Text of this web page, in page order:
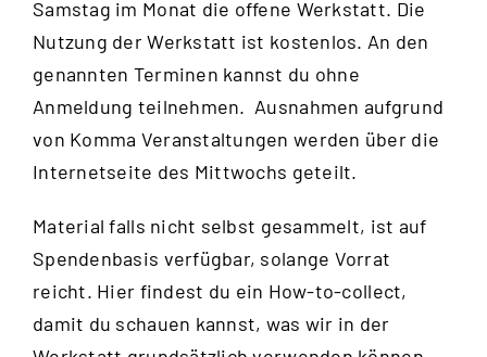
Samstag im Monat die offene Werkstatt. Die
Nutzung der Werkstatt ist kostenlos. An den
genannten Terminen kannst du ohne
Anmeldung teilnehmen. Ausnahmen aufgrund
von Komma Veranstaltungen werden über die
Internetseite des Mittwochs geteilt.
Material falls nicht selbst gesammelt, ist auf
Spendenbasis verfügbar, solange Vorrat
reicht. Hier findest du ein How-to-collect,
damit du schauen kannst, was wir in der